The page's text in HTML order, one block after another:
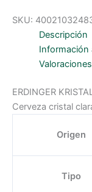
SKU:
Descripción
Información
ERDINGER
Cerveza cristal
Origen
Tipo